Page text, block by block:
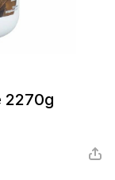
2270g